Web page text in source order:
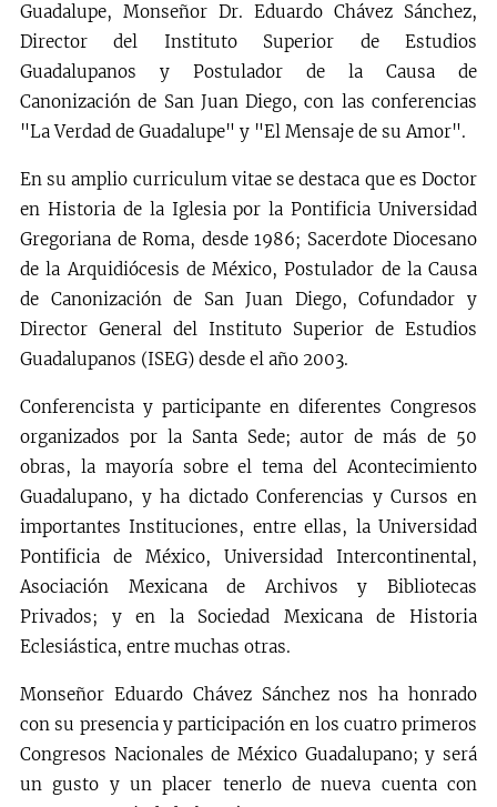
Guadalupe, Monseñor Dr. Eduardo Chávez Sánchez,
Director del Instituto Superior de Estudios
Guadalupanos y Postulador de la Causa de
Canonización de San Juan Diego, con las conferencias
"La Verdad de Guadalupe" y "El Mensaje de su Amor".
En su amplio curriculum vitae se destaca que es Doctor
en Historia de la Iglesia por la Pontificia Universidad
Gregoriana de Roma, desde 1986; Sacerdote Diocesano
de la Arquidiócesis de México, Postulador de la Causa
de Canonización de San Juan Diego, Cofundador y
Director General del Instituto Superior de Estudios
Guadalupanos (ISEG) desde el año 2003.
Conferencista y participante en diferentes Congresos
organizados por la Santa Sede; autor de más de 50
obras, la mayoría sobre el tema del Acontecimiento
Guadalupano, y ha dictado Conferencias y Cursos en
importantes Instituciones, entre ellas, la Universidad
Pontificia de México, Universidad Intercontinental,
Asociación Mexicana de Archivos y Bibliotecas
Privados; y en la Sociedad Mexicana de Historia
Eclesiástica, entre muchas otras.
Monseñor Eduardo Chávez Sánchez nos ha honrado
con su presencia y participación en los cuatro primeros
Congresos Nacionales de México Guadalupano; y será
un gusto y un placer tenerlo de nueva cuenta con